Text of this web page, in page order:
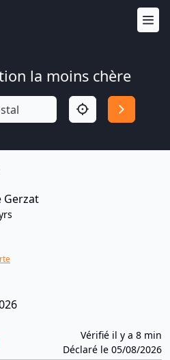
la moins chère
Gerzat
Vérifié il y a 8 min
Déclaré le 05/08/2026